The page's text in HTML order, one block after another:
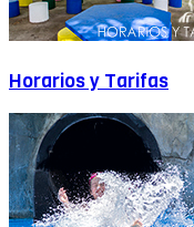
Horarios y Tarifas